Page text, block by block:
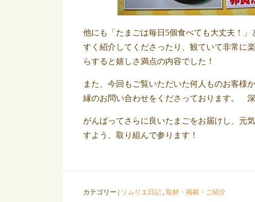
他にも「たまごは毎日5個食べても大丈夫！
すく紹介してくださったり、観ていて非常に
らすると嬉しさ満点の内容でした！
また、今回もご覧いただいた何人ものお客様
縁のお問い合わせをくださっております。 深
がんばってさらに良いたまごをお届けし、元
すよう、取り組んで参ります！
カテゴリー | ソムリエ日記 , 取材・掲載・ご紹介